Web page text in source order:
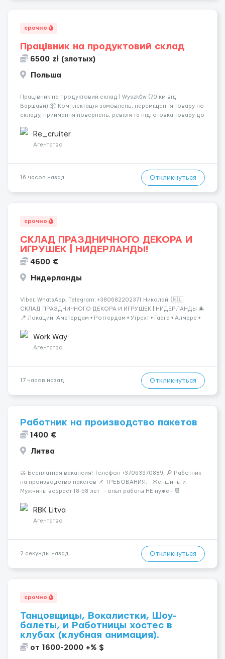
срочно
Працівник на продуктовий склад
6500 zł (злотых)
Польша
Працівник на продуктовий склад | Wyszków (70 км від
Варшави) 📦 Комплектація замовлень, переміщення товару по
складу, приймання повернень, ревізія та підготовка товару до
— акордна система оплати (можливий заробіто...
Re_cruiter
Агентство
16 часов назад Откликнуться
срочно
СКЛАД ПРАЗДНИЧНОГО ДЕКОРА И
ИГРУШЕК | НИДЕРЛАНДЫ!
4600 €
Нидерланды
Viber, WhatsApp, Telegram: +380682202371 Николай 🇳🇱
СКЛАД ПРАЗДНИЧНОГО ДЕКОРА И ИГРУШЕК | НИДЕРЛАНДЫ 🎄
📍 Локации: Амстердам • Роттердам • Утрехт • Гаага • Алмере •
занимающийся хранением и отправкой праз...
Work Way
Агентство
17 часов назад Откликнуться
Работник на производство пакетов
1400 €
Литва
🤝 Бесплатная вакансия! Tелефон +37063970889, 🔎 Работник
на производство пакетов 📌 ТРЕБОВАНИЯ: - Женщины и
Мужчины возраст 18-58 лет - опыт работы НЕ нужен 📆
должности), смены по 11-12 часов 💳 ОПЛАТА ...
RBK Litva
Агентство
2 секунды назад Откликнуться
срочно
Танцовщицы, Вокалистки, Шоу-
балеты, и Работницы хостес в
клубах (клубная анимация).
от 1600-2000 +% $